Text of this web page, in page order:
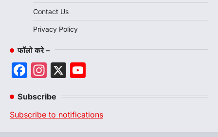
Contact Us
Privacy Policy
फॉलो करे –
Facebook
Instagram
X
Subscribe
Subscribe to notifications